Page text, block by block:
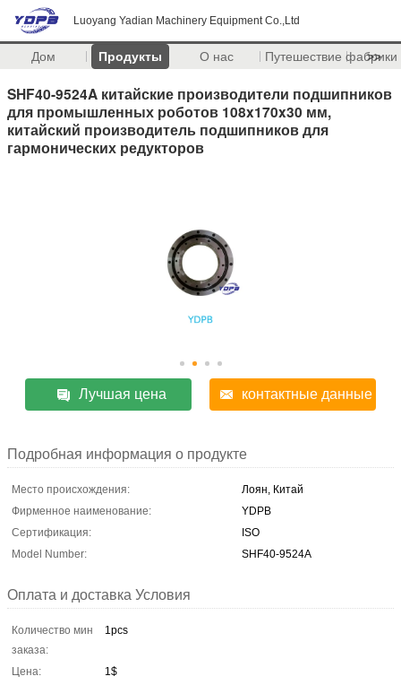
Luoyang Yadian Machinery Equipment Co.,Ltd
Дом Продукты О нас Путешествие фабрики
>>
SHF40-9524A китайские производители подшипников
для промышленных роботов 108x170x30 мм,
китайский производитель подшипников для
гармонических редукторов
Лучшая цена контактные данные
Подробная информация о продукте
Место происхождения:
Лоян, Китай
Фирменное наименование:
YDPB
Сертификация:
ISO
Model Number:
SHF40-9524A
Оплата и доставка Условия
Количество мин
заказа:
1pcs
Цена:
1$